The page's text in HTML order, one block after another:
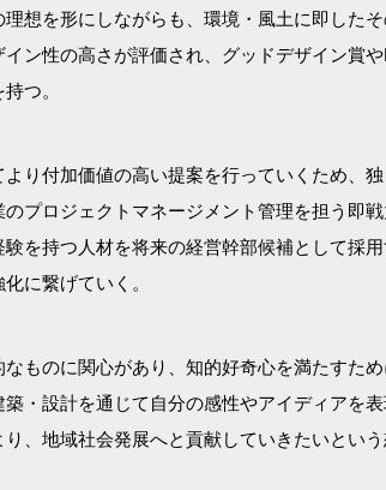
想を形にしながらも、環境・風土に即した
ン性の高さが評価され、グッドデザイン賞
つ。
り付加価値の高い提案を行っていくため、
プロジェクトマネージメント管理を担う即
験を持つ人材を将来の経営幹部候補として採
に繋げていく。
ものに関心があり、知的好奇心を満たすた
・設計を通じて自分の感性やアイディアを表
、地域社会発展へと貢献していきたいという